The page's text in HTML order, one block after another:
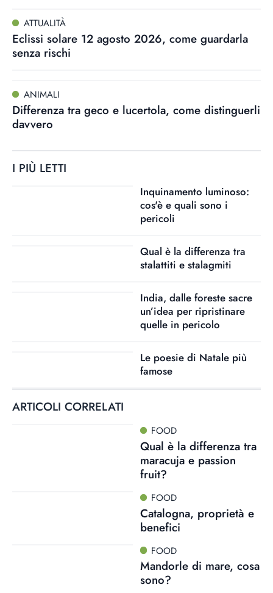
ATTUALITÀ
Eclissi solare 12 agosto 2026, come guardarla
senza rischi
ANIMALI
Differenza tra geco e lucertola, come distinguerli
davvero
I PIÙ LETTI
Inquinamento luminoso:
cos'è e quali sono i
pericoli
Qual è la differenza tra
stalattiti e stalagmiti
India, dalle foreste sacre
un’idea per ripristinare
quelle in pericolo
Le poesie di Natale più
famose
ARTICOLI CORRELATI
FOOD
Qual è la differenza tra
maracuja e passion
fruit?
FOOD
Catalogna, proprietà e
benefici
FOOD
Mandorle di mare, cosa
sono?